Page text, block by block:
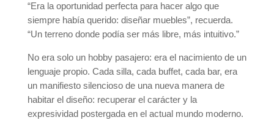
“Era la oportunidad perfecta para hacer algo que
siempre había querido: diseñar muebles”, recuerda.
“Un terreno donde podía ser más libre, más intuitivo.”
No era solo un hobby pasajero: era el nacimiento de un
lenguaje propio. Cada silla, cada buffet, cada bar, era
un manifiesto silencioso de una nueva manera de
habitar el diseño: recuperar el carácter y la
expresividad postergada en el actual mundo moderno.